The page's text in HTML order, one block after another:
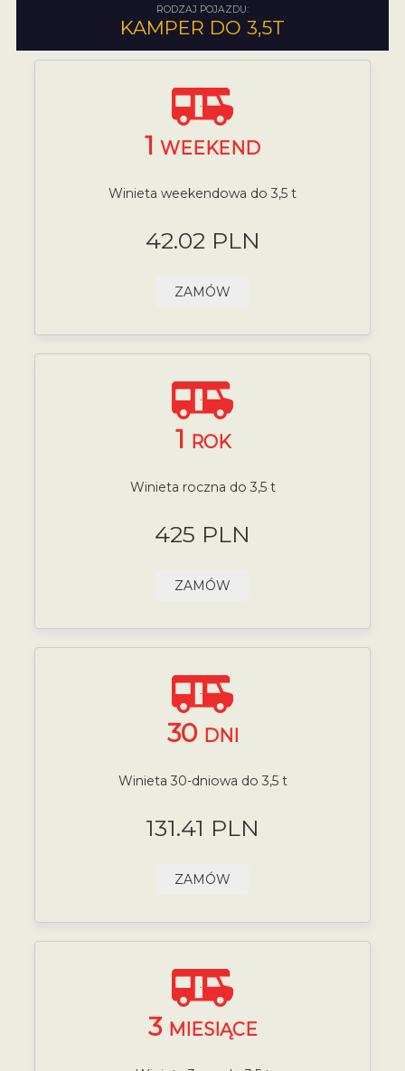
RODZAJ POJAZDU:
KAMPER DO 3,5T
1 WEEKEND
Winieta weekendowa do 3,5 t
42.02 PLN
ZAMÓW
1 ROK
Winieta roczna do 3,5 t
425 PLN
ZAMÓW
30 DNI
Winieta 30-dniowa do 3,5 t
131.41 PLN
ZAMÓW
3 MIESIĄCE